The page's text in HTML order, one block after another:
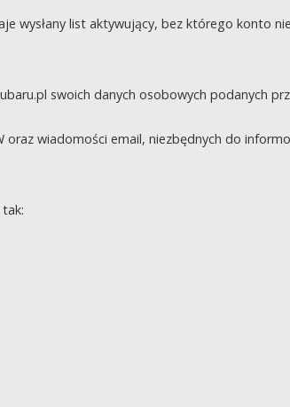
wysłany list aktywujący, bez którego konto
swoich danych osobowych podanych
wiadomości email, niezbędnych do